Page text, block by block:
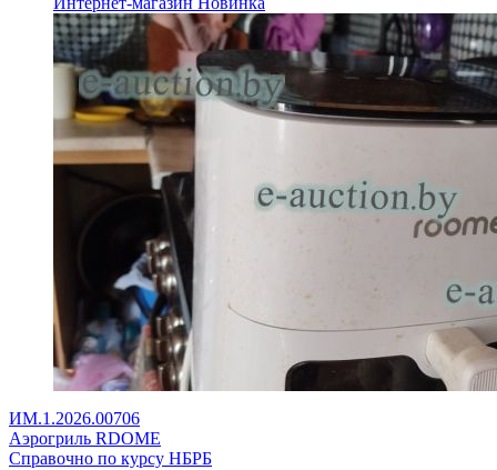
ИМ.1.2026.00706
Аэрогриль RDOME
Справочно по курсу НБРБ